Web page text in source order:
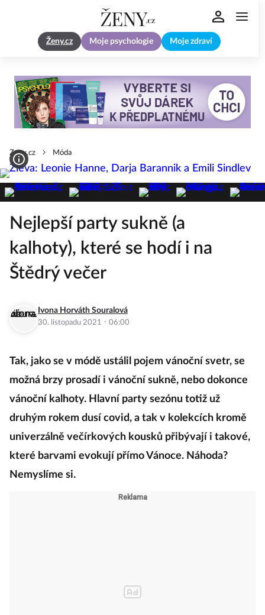
Ženy.cz Moje psychologie Moje zdraví
Zeny.cz Móda
Nejlepší party sukně (a
kalhoty), které se hodí i na
Štědrý večer
Ivona Horváth Souralová
30. listopadu 2021 · 06:00
Tak, jako se v módě ustálil pojem vánoční svetr, se
možná brzy prosadí i vánoční sukně, nebo dokonce
vánoční kalhoty. Hlavní party sezónu totiž už
druhým rokem dusí covid, a tak v kolekcích kromě
univerzálně večírkových kousků přibývají i takové,
které barvami evokují přímo Vánoce. Náhoda?
Nemyslíme si.